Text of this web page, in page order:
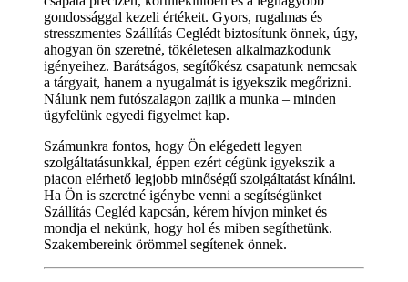
gondossággal kezeli értékeit. Gyors, rugalmas és
stresszmentes Szállítás Ceglédt biztosítunk önnek, úgy,
ahogyan ön szeretné, tökéletesen alkalmazkodunk
igényeihez. Barátságos, segítőkész csapatunk nemcsak
a tárgyait, hanem a nyugalmát is igyekszik megőrizni.
Nálunk nem futószalagon zajlik a munka – minden
ügyfelünk egyedi figyelmet kap.
Számunkra fontos, hogy Ön elégedett legyen
szolgáltatásunkkal, éppen ezért cégünk igyekszik a
piacon elérhető legjobb minőségű szolgáltatást kínálni.
Ha Ön is szeretné igénybe venni a segítségünket
Szállítás Cegléd kapcsán, kérem hívjon minket és
mondja el nekünk, hogy hol és miben segíthetünk.
Szakembereink örömmel segítenek önnek.